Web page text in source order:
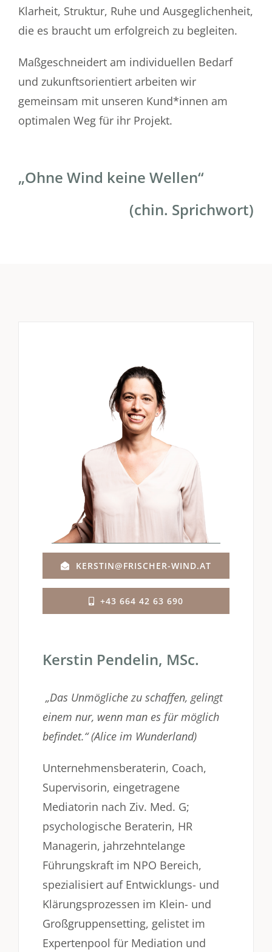
Klarheit, Struktur, Ruhe und Ausgeglichenheit,
die es braucht um erfolgreich zu begleiten.
Maßgeschneidert am individuellen Bedarf
und zukunftsorientiert arbeiten wir
gemeinsam mit unseren Kund*innen am
optimalen Weg für ihr Projekt.
„Ohne Wind keine Wellen“
(chin. Sprichwort)
KERSTIN@FRISCHER-WIND.AT
+43 664 42 63 690
Kerstin Pendelin, MSc.
„Das Unmögliche zu schaffen, gelingt
einem nur, wenn man es für möglich
befindet.“ (Alice im Wunderland)
Unternehmensberaterin, Coach,
Supervisorin, eingetragene
Mediatorin nach Ziv. Med. G;
psychologische Beraterin, HR
Managerin, jahrzehntelange
Führungskraft im NPO Bereich,
spezialisiert auf Entwicklungs- und
Klärungsprozessen im Klein- und
Großgruppensetting, gelistet im
Expertenpool für Mediation und